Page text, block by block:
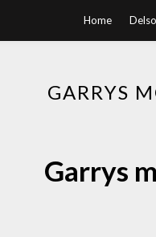
Home
GARRYS
Garrys